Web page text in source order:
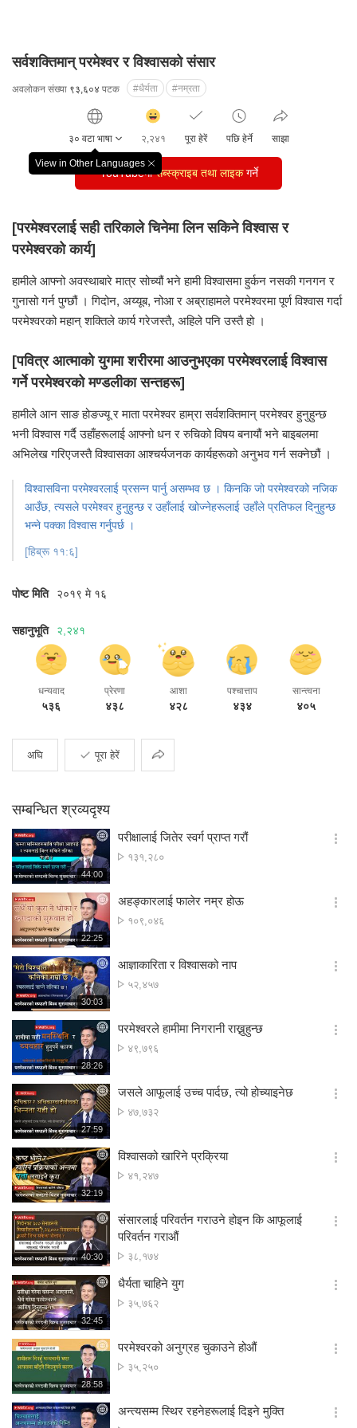
सर्वशक्तिमान् परमेश्वर र विश्वासको संसार
अवलोकन संख्या ९३,६०४ पटक #धैर्यता #नम्रता
३० वटा भाषा
View in Other Languages
창
클
릭
수
२,२४१ पूरा हेरें पछि हेर्ने साझा
YouTubeमासब्स्क्राइब तथा लाइकगर्ने
[परमेश्वरलाई सही तरिकाले चिनेमा लिन सकिने विश्वास र
परमेश्वरको कार्य]
हामीले आफ्नो अवस्थाबारे मात्र सोच्यौं भने हामी विश्वासमा हुर्कन नसकी गनगन र
गुनासो गर्न पुग्छौं ।गिदोन, अय्यूब, नोआ र अब्राहामले परमेश्वरमा पूर्ण विश्वास गर्दा
परमेश्वरको महान् शक्तिलेकार्य गरेजस्तै, अहिले पनि उस्तै हो ।
[पवित्र आत्माको युगमा शरीरमा आउनुभएका परमेश्वरलाई विश्वास
गर्ने परमेश्वरको मण्डलीका सन्तहरू]
हामीले आन साङ होङज्यू र माता परमेश्वर हाम्रा सर्वशक्तिमान् परमेश्वर हुनुहुन्छ
भनी विश्वास गर्दैउहाँहरूलाई आफ्नो धन र रुचिको विषय बनायौं भने बाइबलमा
अभिलेख गरिएजस्तैविश्वासका आश्चर्यजनक कार्यहरूको अनुभव गर्न सक्नेछौं ।
विश्वासविना परमेश्वरलाई प्रसन्न पार्नु असम्भव छ । किनकि जो परमेश्वरको नजिक
आउँछ, त्यसले परमेश्वर हुनुहुन्छ र उहाँलाई खोज्नेहरूलाई उहाँले प्रतिफल दिनुहुन्छ
भन्ने पक्का विश्वास गर्नुपर्छ ।
[हिब्रू ११:६]
पोष्ट मिति २०१९ मे १६
सहानुभूति २,२४१
धन्यवाद
५३६
प्रेरणा
४३८
आशा
४२८
पश्चात्ताप
४३४
सान्त्वना
४०५
अघि पूरा हेरें साझा
सम्बन्धित श्रव्यदृश्य
재
생
시
간
44:00
परीक्षालाई जितेर स्वर्ग प्राप्त गरौं
अवलोकन
१३१,२८०
옵
기
재
생
시
간
22:25
अहङ्कारलाई फालेर नम्र होऊ
अवलोकन
१०९,०४६
옵
기
재
생
시
간
30:03
आज्ञाकारिता र विश्वासको नाप
अवलोकन
५२,४५७
옵
기
재
생
시
간
28:26
परमेश्वरले हामीमा निगरानी राख्नुहुन्छ
अवलोकन
४९,७९६
옵
기
재
생
시
간
27:59
जसले आफूलाई उच्च पार्दछ, त्यो होच्याइनेछ
अवलोकन
४७,७३२
옵
기
재
생
시
간
32:19
विश्वासको खारिने प्रक्रिया
अवलोकन
४१,२४७
옵
기
재
생
시
간
40:30
संसारलाई परिवर्तन गराउने होइन कि आफूलाई
परिवर्तन गराऔं
अवलोकन
३८,१७४
옵
기
재
생
시
간
32:45
धैर्यता चाहिने युग
अवलोकन
३५,७६२
옵
기
재
생
시
간
28:58
परमेश्वरको अनुग्रह चुकाउने होऔं
अवलोकन
३५,२५०
옵
기
अन्त्यसम्म स्थिर रहनेहरूलाई दिइने मुक्ति
옵